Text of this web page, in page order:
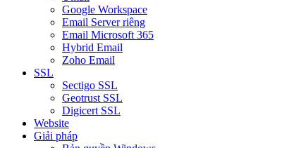
Google Workspace
Email Server riêng
Email Microsoft 365
Hybrid Email
Zoho Email
SSL
Sectigo SSL
Geotrust SSL
Digicert SSL
Website
Giải pháp